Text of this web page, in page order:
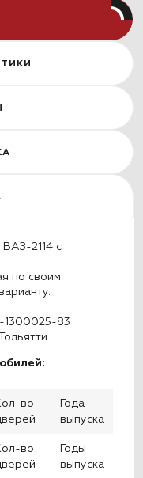
2114 с
по своим
1300025-83
во
Года
выпуска
во
Годы
выпуска